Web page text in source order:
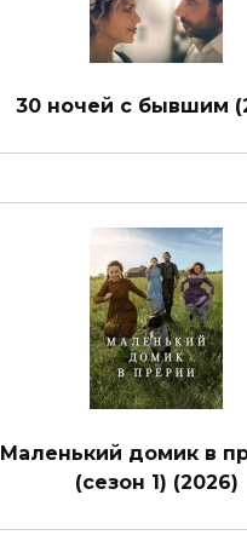
30 ночей с бывшим
Маленький домик в
(сезон 1) (2026)